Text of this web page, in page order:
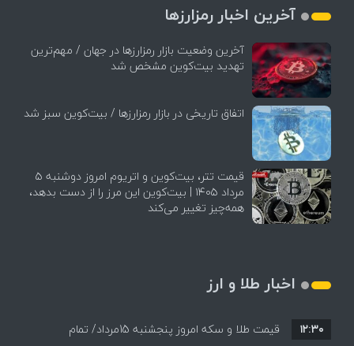
آخرین اخبار رمزارزها
آخرین وضعیت بازار رمزارزها در جهان / مهم‌ترین
تهدید بیت‌کوین مشخص شد
اتفاق تاریخی در بازار رمزارزها / بیت‌کوین سبز شد
قیمت تتر، بیت‌کوین و اتریوم امروز دوشنبه ۵
مرداد ۱۴۰۵ | بیت‌کوین این مرز را از دست بدهد،
همه‌چیز تغییر می‌کند
اخبار طلا و ارز
قیمت طلا و سکه امروز پنجشنبه 15مرداد/ تمام
۱۲:۳۰